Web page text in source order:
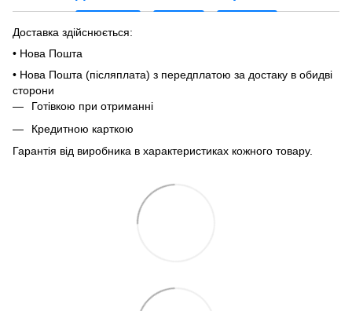
Доставка здійснюється:
• Нова Пошта
• Нова Пошта (післяплата) з передплатою за достаку в обидві
сторони
Готівкою при отриманні
Кредитною карткою
Гарантія від виробника в характеристиках кожного товару.